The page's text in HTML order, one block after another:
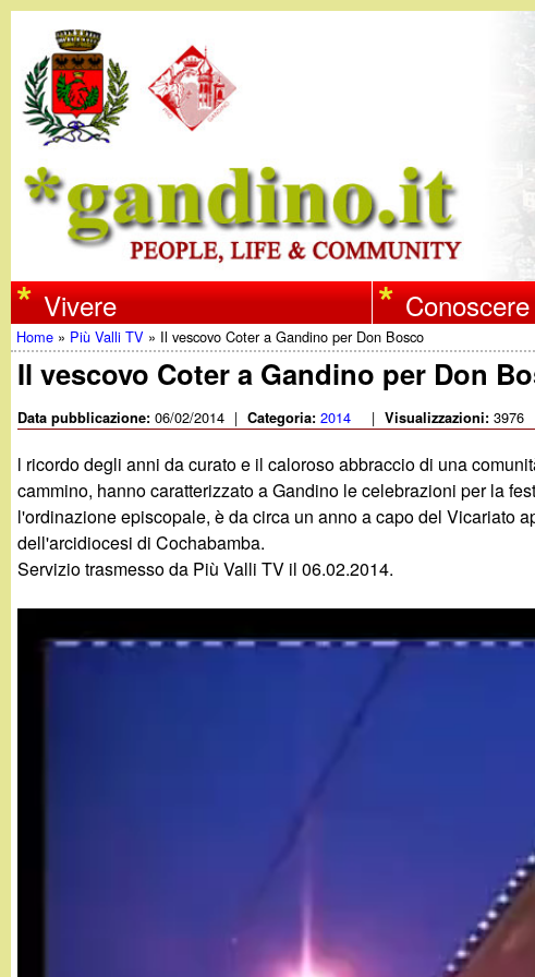
w
w
w
.
g
a
n
Vivere Conoscere
Tu
sei
qui
Home » Più Valli TV » Il vescovo Coter a Gandino per Don Bosco
Il vescovo Coter a Gandino per Don
Data pubblicazione:06/02/2014 | Categoria:2014 | Visualizzazioni:3976
l ricordo degli anni da curato e il caloroso abbraccio di una
cammino, hanno caratterizzato a Gandino le celebrazioni per la
l'ordinazione episcopale, è da circa un anno a capo del Vicariato
dell'arcidiocesi di Cochabamba.
Servizio trasmesso da Più Valli TV il 06.02.2014.